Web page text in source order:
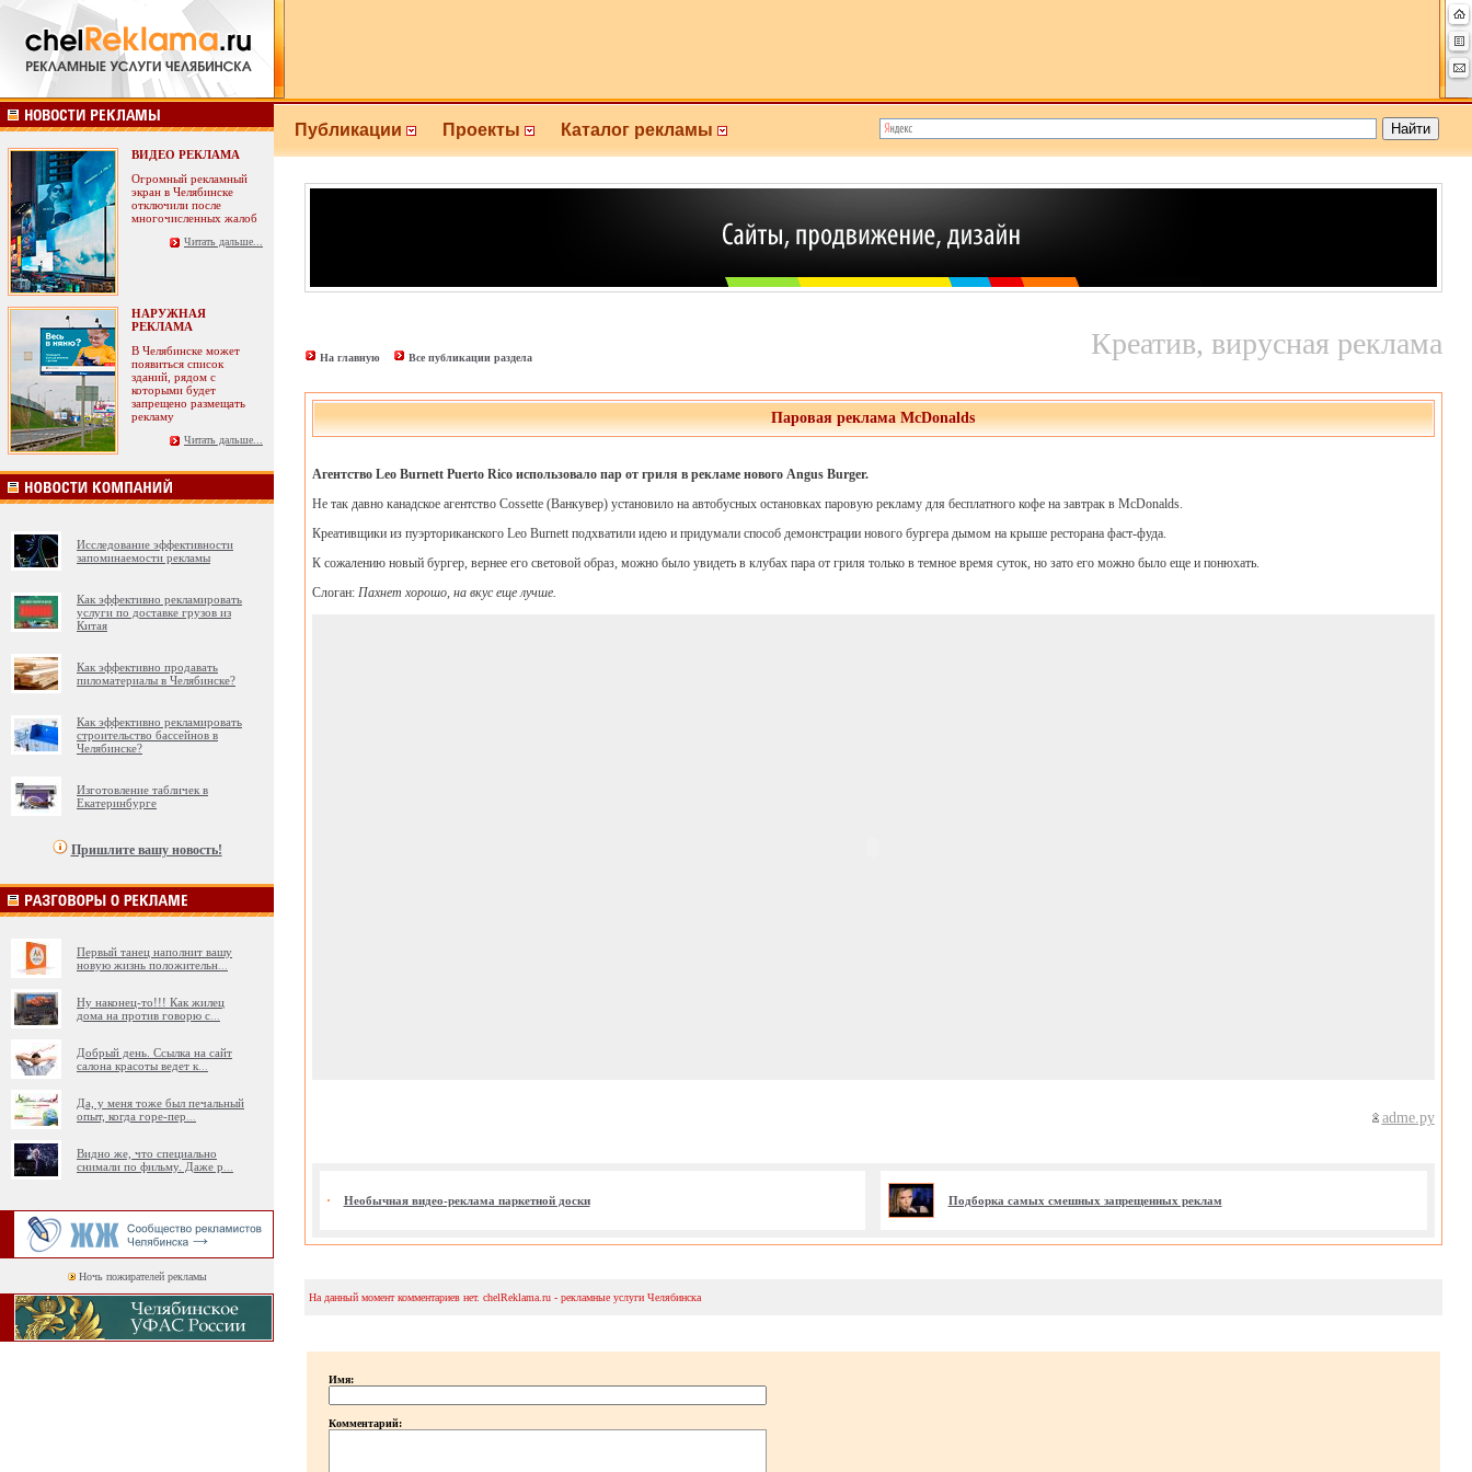
ВИДЕО РЕКЛАМА
Огромный рекламный
экран в Челябинске
отключили после
многочисленных жалоб
Читать дальше...
НАРУЖНАЯ
РЕКЛАМА
В Челябинске может
появиться список
зданий, рядом с
которыми будет
запрещено размещать
рекламу
Читать дальше...
Исследование эффективности
запоминаемости рекламы
Как эффективно рекламировать
услуги по доставке грузов из
Китая
Как эффективно продавать
пиломатериалы в Челябинске?
Как эффективно рекламировать
строительство бассейнов в
Челябинске?
Изготовление табличек в
Екатеринбурге
Пришлите вашу новость!
Первый танец наполнит вашу
новую жизнь положительн
Ну наконец-то!!! Как жилец
дома на против говорю с
Добрый день. Ссылка на сайт
салона красоты ведет к
Да, у меня тоже был печальный
опыт, когда горе-пер
Видно же, что специально
снимали по фильму. Даже р
Ночь пожирателей рекламы
Публикации Проекты Каталог рекламы
На главную Все публикации раздела Креатив, вирусная реклама
Паровая реклама McDonalds
Агентство Leo Burnett Puerto Rico использовало пар от гриля в рекламе нового Angus Burger.
Не так давно канадское агентство Cossette (Ванкувер) установило на автобусных остановках паровую рекламу для бесплатного кофе на завтрак в McDonalds.
Креативщики из пуэрториканского Leo Burnett подхватили идею и придумали способ демонстрации нового бургера дымом на крыше ресторана фаст-фуда.
К сожалению новый бургер, вернее его световой образ, можно было увидеть в клубах пара от гриля только в темное время суток, но зато его можно было еще и понюхать.
Слоган: Пахнет хорошо, на вкус еще лучше.
adme.ру
Необычная видео-реклама паркетной доски Подборка самых смешных запрещенных реклам
На данный момент комментариев нет. chelReklama.ru - рекламные услуги Челябинска
Имя:
Комментарий: